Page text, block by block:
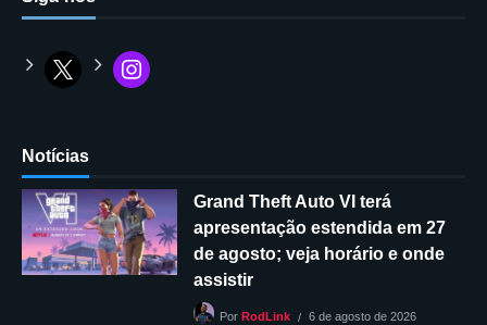
Notícias
Grand Theft Auto VI terá
apresentação estendida em 27
de agosto; veja horário e onde
assistir
Por RodLink 6 de agosto de 2026